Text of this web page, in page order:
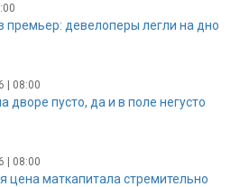
премьер: девелоперы легли на дно
| 08:00
дворе пусто, да и в поле негусто
| 08:00
цена маткапитала стремительно